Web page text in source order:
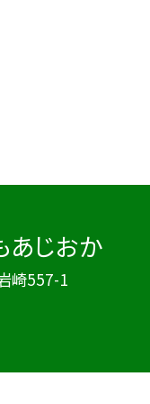
あじおか
崎557-1